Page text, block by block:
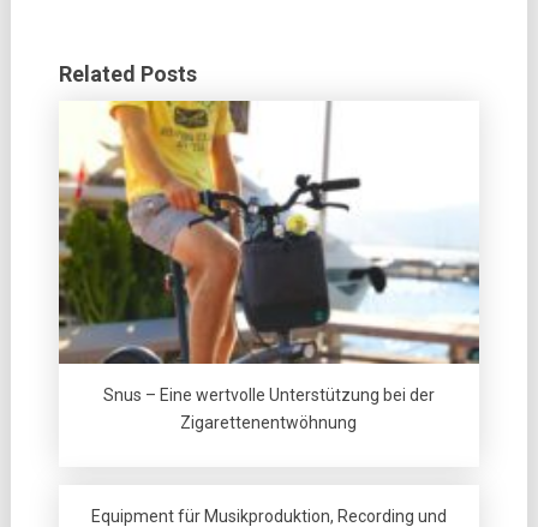
Related Posts
Snus – Eine wertvolle Unterstützung bei der
Zigarettenentwöhnung
Equipment für Musikproduktion, Recording und